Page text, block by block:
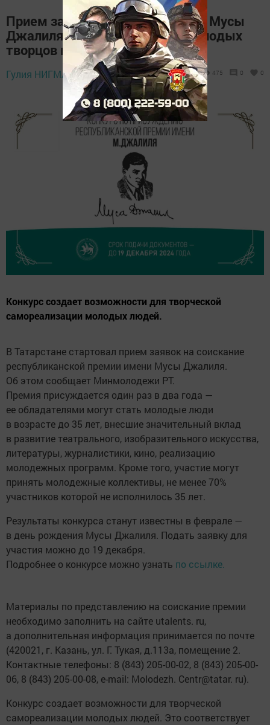
Прием заявок на премию имени Мусы
Джалиля: возможности для молодых
творцов в Татарстане
Гулия НИГМАТУЛЛИНА, 2 октября 2024 -
10:04
475 0 0
Конкурс создает возможности для творческой
самореализации молодых людей.
В Татарстане стартовал прием заявок на соискание
республиканской премии имени Мусы Джалиля.
Об этом сообщает Минмолодежи РТ.
Премия присуждается один раз в два года —
ее обладателями могут стать молодые люди
в возрасте до 35 лет, внесшие значительный вклад
в развитие театрального, изобразительного искусства,
литературы, журналистики, кино, реализацию
молодежных программ. Кроме того, участие могут
принять молодежные коллективы, не менее 70%
участников которой не исполнилось 35 лет.
Результаты конкурса станут известны в феврале —
в день рождения Мусы Джалиля. Подать заявку для
участия можно до 19 декабря.
Подробнее о конкурсе можно узнать по ссылке.
Материалы по представлению на соискание премии
необходимо заполнить на сайте utalents. ru,
а дополнительная информация принимается по почте
(420021, г. Казань, ул. Г. Тукая, д.113а, помещение 2.
Контактные телефоны: 8 (843) 205-00-02, 8 (843) 205-00-
06, 8 (843) 205-00-08, e-mail: Molodezh. Centr@tatar. ru).
Конкурс создает возможности для творческой
самореализации молодых людей. Это соответствует